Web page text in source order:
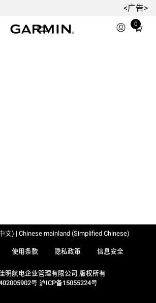
<广告>
0
Total
明航电企业管理有限公司 版权所有
号 沪ICP备15055224号
使用条款 隐私政策 信息安全
文) | Chinese mainland (Simplified Chinese)